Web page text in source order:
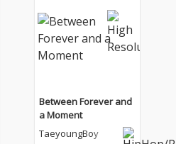
Between Forever and
a Moment
TaeyoungBoy